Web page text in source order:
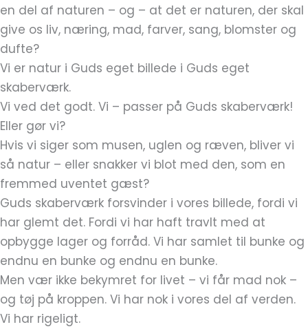
en del af naturen – og – at det er naturen, der skal
give os liv, næring, mad, farver, sang, blomster og
dufte?
Vi er natur i Guds eget billede i Guds eget
skaberværk.
Vi ved det godt. Vi – passer på Guds skaberværk!
Eller gør vi?
Hvis vi siger som musen, uglen og ræven, bliver vi
så natur – eller snakker vi blot med den, som en
fremmed uventet gæst?
Guds skaberværk forsvinder i vores billede, fordi vi
har glemt det. Fordi vi har haft travlt med at
opbygge lager og forråd. Vi har samlet til bunke og
endnu en bunke og endnu en bunke.
Men vær ikke bekymret for livet – vi får mad nok –
og tøj på kroppen. Vi har nok i vores del af verden.
Vi har rigeligt.